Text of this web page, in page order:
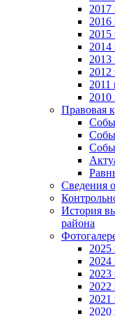
2017
2016
2015
2014
2013
2012
2011
2010
Правовая
Сведения
История
района
2025
2024
2023
2022
2021
2020